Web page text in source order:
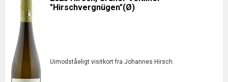
"Hirschvergnügen"(Ø)
Uimodståeligt visitkort fra Johannes Hirsch.